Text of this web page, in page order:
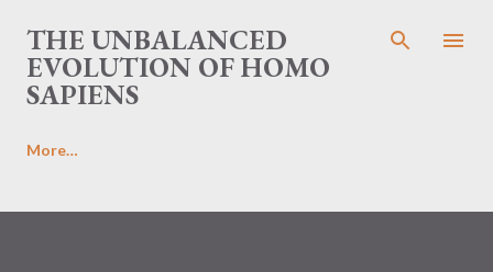
Skip to main content
THE UNBALANCED
EVOLUTION OF HOMO
SAPIENS
More…